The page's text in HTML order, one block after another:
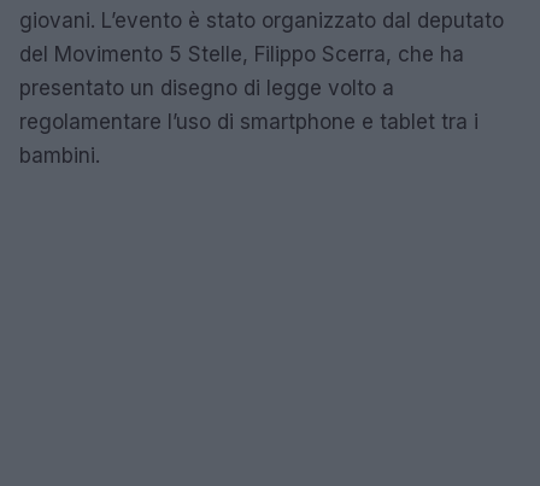
giovani. L’evento è stato organizzato dal deputato
del Movimento 5 Stelle, Filippo Scerra, che ha
presentato un disegno di legge volto a
regolamentare l’uso di smartphone e tablet tra i
bambini.